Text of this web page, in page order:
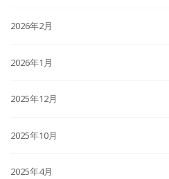
2026年2月
2026年1月
2025年12月
2025年10月
2025年4月